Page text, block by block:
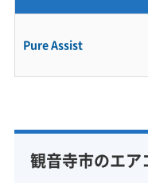
Pure Assist
観音寺市のエ